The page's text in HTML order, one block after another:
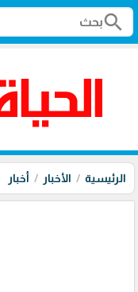
search
الرئيسية الأخبار أخبار